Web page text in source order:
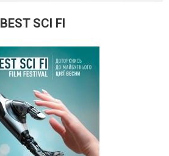
BEST SCI FI